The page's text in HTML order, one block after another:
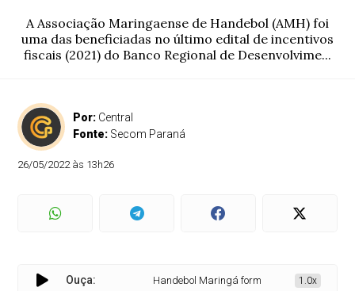
A Associação Maringaense de Handebol (AMH) foi
uma das beneficiadas no último edital de incentivos
fiscais (2021) do Banco Regional de Desenvolvime...
Por: Central
Fonte: Secom Paraná
26/05/2022 às 13h26
Ouça: Handebol Maringá forma atletas para Seleção
1.0x